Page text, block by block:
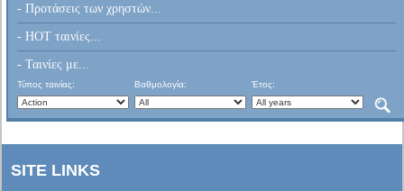
- Προτάσεις των χρηστών...
- HOT ταινίες...
- Ταινίες με...
Τύπος ταινίας: Βαθμολογία: Έτος:
SITE LINKS